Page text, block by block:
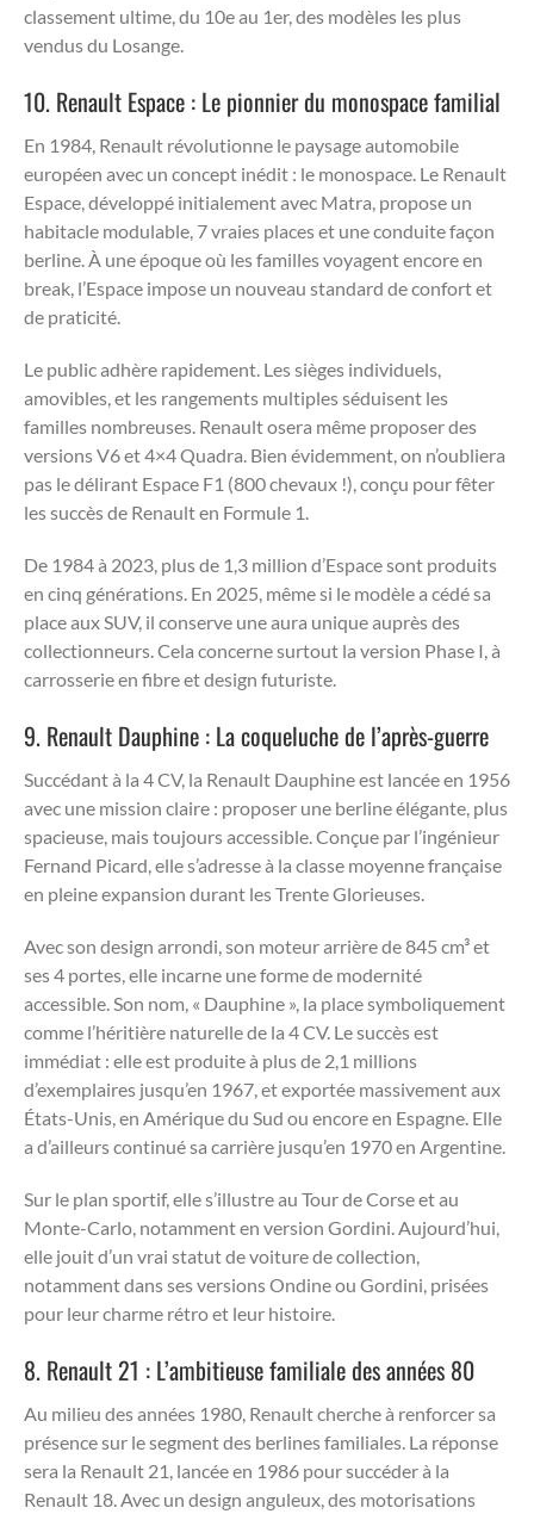
classement ultime, du 10e au 1er, des modèles les plus
vendus du Losange.
10. Renault Espace : Le pionnier du monospace familial
En 1984, Renault révolutionne le paysage automobile
européen avec un concept inédit : le monospace. Le Renault
Espace, développé initialement avec Matra, propose un
habitacle modulable, 7 vraies places et une conduite façon
berline. À une époque où les familles voyagent encore en
break, l’Espace impose un nouveau standard de confort et
de praticité.
Le public adhère rapidement. Les sièges individuels,
amovibles, et les rangements multiples séduisent les
familles nombreuses. Renault osera même proposer des
versions V6 et 4×4 Quadra. Bien évidemment, on n’oubliera
pas le délirant Espace F1 (800 chevaux !), conçu pour fêter
les succès de Renault en Formule 1.
De 1984 à 2023, plus de 1,3 million d’Espace sont produits
en cinq générations. En 2025, même si le modèle a cédé sa
place aux SUV, il conserve une aura unique auprès des
collectionneurs. Cela concerne surtout la version Phase I, à
carrosserie en fibre et design futuriste.
9. Renault Dauphine : La coqueluche de l’après-guerre
Succédant à la 4 CV, la Renault Dauphine est lancée en 1956
avec une mission claire : proposer une berline élégante, plus
spacieuse, mais toujours accessible. Conçue par l’ingénieur
Fernand Picard, elle s’adresse à la classe moyenne française
en pleine expansion durant les Trente Glorieuses.
Avec son design arrondi, son moteur arrière de 845 cm³ et
ses 4 portes, elle incarne une forme de modernité
accessible. Son nom, « Dauphine », la place symboliquement
comme l’héritière naturelle de la 4 CV. Le succès est
immédiat : elle est produite à plus de 2,1 millions
d’exemplaires jusqu’en 1967, et exportée massivement aux
États-Unis, en Amérique du Sud ou encore en Espagne. Elle
a d’ailleurs continué sa carrière jusqu’en 1970 en Argentine.
Sur le plan sportif, elle s’illustre au Tour de Corse et au
Monte-Carlo, notamment en version Gordini. Aujourd’hui,
elle jouit d’un vrai statut de voiture de collection,
notamment dans ses versions Ondine ou Gordini, prisées
pour leur charme rétro et leur histoire.
8. Renault 21 : L’ambitieuse familiale des années 80
Au milieu des années 1980, Renault cherche à renforcer sa
présence sur le segment des berlines familiales. La réponse
sera la Renault 21, lancée en 1986 pour succéder à la
Renault 18. Avec un design anguleux, des motorisations